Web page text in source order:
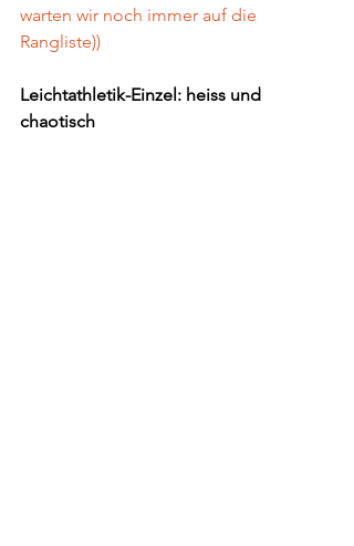
warten wir noch immer auf die
Rangliste))
Leichtathletik-Einzel: heiss und
chaotisch